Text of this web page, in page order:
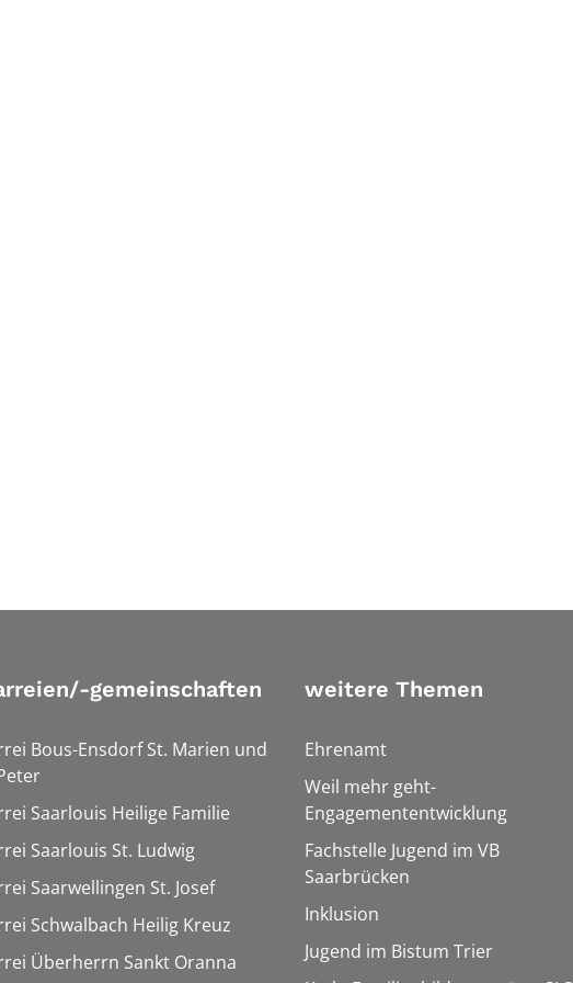
gemeinschaften
Bous-Ensdorf St. Marien und
Saarlouis Heilige Familie
Saarlouis St. Ludwig
Saarwellingen St. Josef
Schwalbach Heilig Kreuz
Überherrn Sankt Oranna
weitere Themen
Ehrenamt
Weil mehr geht-
Engagemententwicklung
Fachstelle Jugend im VB
Saarbrücken
Inklusion
Jugend im Bistum Trier